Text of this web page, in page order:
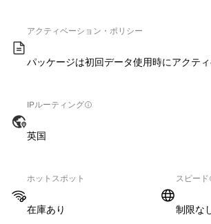
アクティベーション・ポリシー
パッケージは初回データ使用時にアクティ
IPルーティング
英国
ホットスポット
在庫あり
スピード
制限な